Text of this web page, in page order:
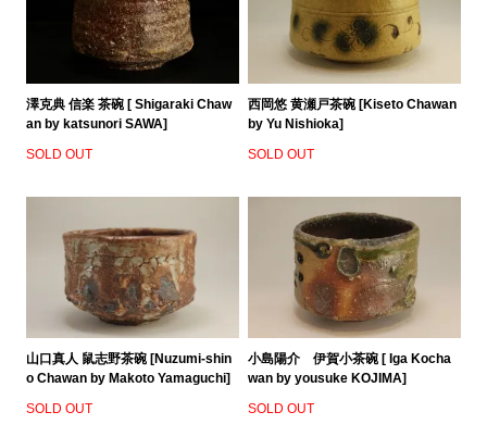
澤克典 信楽 茶碗 [ Shigaraki Chaw
an by katsunori SAWA]
SOLD OUT
西岡悠 黄瀬戸茶碗 [Kiseto Chawan
by Yu Nishioka]
SOLD OUT
山口真人 鼠志野茶碗 [Nuzumi-shin
o Chawan by Makoto Yamaguchi]
SOLD OUT
小島陽介 伊賀小茶碗 [ Iga Kocha
wan by yousuke KOJIMA]
SOLD OUT